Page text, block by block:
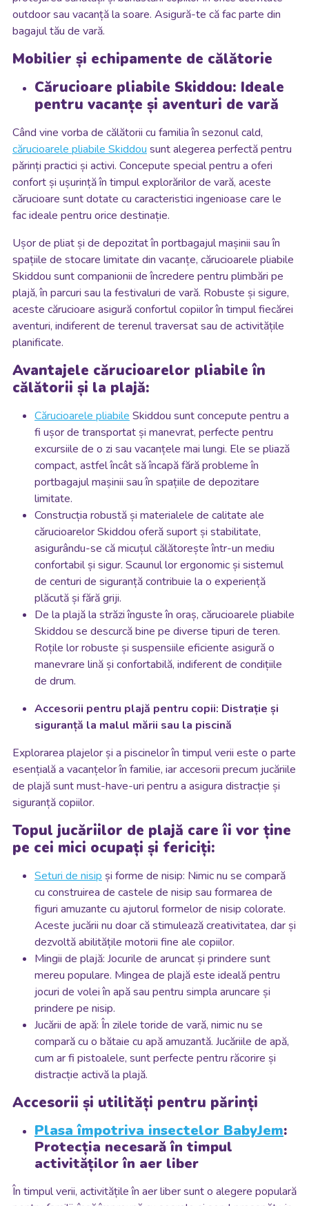
outdoor sau vacanță la soare. Asigură-te că fac parte din
bagajul tău de vară.
Mobilier și echipamente de călătorie
Cărucioare pliabile Skiddou: Ideale
pentru vacanțe și aventuri de vară
Când vine vorba de călătorii cu familia în sezonul cald,
cărucioarele pliabile Skiddou sunt alegerea perfectă pentru
părinți practici și activi. Concepute special pentru a oferi
confort și ușurință în timpul explorărilor de vară, aceste
cărucioare sunt dotate cu caracteristici ingenioase care le
fac ideale pentru orice destinație.
Ușor de pliat și de depozitat în portbagajul mașinii sau în
spațiile de stocare limitate din vacanțe, cărucioarele pliabile
Skiddou sunt companionii de încredere pentru plimbări pe
plajă, în parcuri sau la festivaluri de vară. Robuste și sigure,
aceste cărucioare asigură confortul copiilor în timpul fiecărei
aventuri, indiferent de terenul traversat sau de activitățile
planificate.
Avantajele cărucioarelor pliabile în
călătorii și la plajă:
Cărucioarele pliabile Skiddou sunt concepute pentru a
fi ușor de transportat și manevrat, perfecte pentru
excursiile de o zi sau vacanțele mai lungi. Ele se pliază
compact, astfel încât să încapă fără probleme în
portbagajul mașinii sau în spațiile de depozitare
limitate.
Construcția robustă și materialele de calitate ale
cărucioarelor Skiddou oferă suport și stabilitate,
asigurându-se că micuțul călătorește într-un mediu
confortabil și sigur. Scaunul lor ergonomic și sistemul
de centuri de siguranță contribuie la o experiență
plăcută și fără griji.
De la plajă la străzi înguste în oraș, cărucioarele pliabile
Skiddou se descurcă bine pe diverse tipuri de teren.
Roțile lor robuste și suspensiile eficiente asigură o
manevrare lină și confortabilă, indiferent de condițiile
de drum.
Accesorii pentru plajă pentru copii: Distrație și
siguranță la malul mării sau la piscină
Explorarea plajelor și a piscinelor în timpul verii este o parte
esențială a vacanțelor în familie, iar accesorii precum jucăriile
de plajă sunt must-have-uri pentru a asigura distracție și
siguranță copiilor.
Topul jucăriilor de plajă care îi vor ține
pe cei mici ocupați și fericiți:
Seturi de nisip și forme de nisip: Nimic nu se compară
cu construirea de castele de nisip sau formarea de
figuri amuzante cu ajutorul formelor de nisip colorate.
Aceste jucării nu doar că stimulează creativitatea, dar și
dezvoltă abilitățile motorii fine ale copiilor.
Mingii de plajă: Jocurile de aruncat și prindere sunt
mereu populare. Mingea de plajă este ideală pentru
jocuri de volei în apă sau pentru simpla aruncare și
prindere pe nisip.
Jucării de apă: În zilele toride de vară, nimic nu se
compară cu o bătaie cu apă amuzantă. Jucăriile de apă,
cum ar fi pistoalele, sunt perfecte pentru răcorire și
distracție activă la plajă.
Accesorii și utilități pentru părinți
Plasa împotriva insectelor BabyJem:
Protecția necesară în timpul
activităților în aer liber
În timpul verii, activitățile în aer liber sunt o alegere populară